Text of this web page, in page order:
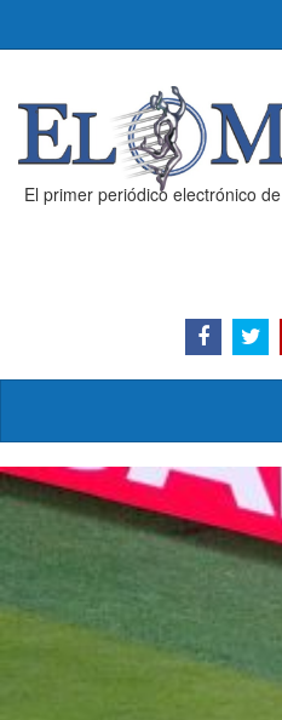
El primer periódico electrónico